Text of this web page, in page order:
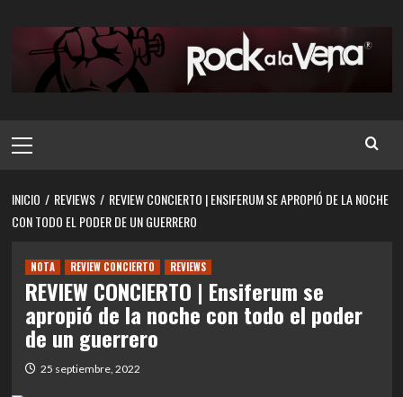
contenido
principal
INICIO REVIEWS
REVIEW CONCIERTO | ENSIFERUM SE APROPIÓ DE LA NOCHE
CON TODO EL PODER DE UN GUERRERO
NOTA REVIEW CONCIERTO REVIEWS
REVIEW CONCIERTO | Ensiferum se
apropió de la noche con todo el poder
de un guerrero
25 septiembre, 2022